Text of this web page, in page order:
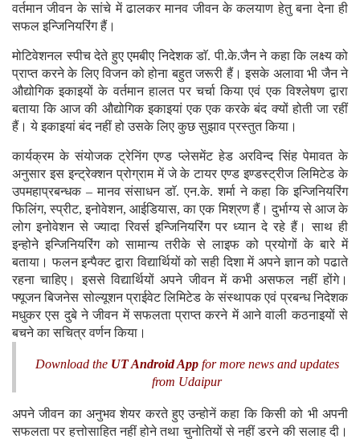
वर्तमान जीवन के सांचे में ढालकर मानव जीवन के कलयाण हेतु बना देना ही
सफल इन्जिनियरिंग हैं।
मोटिवेशनल स्पीच देते हुए एमबीए निदेशक डाॅ. पी.के.जैन ने कहा कि लक्ष्य को
प्राप्त करने के लिए विजन को होना बहुत जरूरी हैं। इसके अलावा भी जैन ने
औद्योगिक इकाइयों के वर्तमान हालत पर चर्चा किया एवं एक विश्लेषण द्वारा
बताया कि आज की औद्योगिक इकाइयां एक एक करके बंद क्यों होती जा रहीं
हैं। ये इकाइयां बंद नहीं हो उसके लिए कुछ सुझाव प्रस्तुत किया।
कार्यक्रम के संयोजक ट्रेनिंग एण्ड प्लेसमेंट हेड अरविन्द सिंह पेमावत के
अनुसार इस इन्ट्रेक्शन प्रोग्राम में जे के टायर एण्ड इण्डस्ट्रीज लिमिटेड के
उपमहाप्रबन्धक – मानव संसाधन डाॅ. एन.के. शर्मा ने कहा कि इन्जिनियरिंग
फिलिंग, स्प्रीट, इनोवेशन, आईडियास, का एक मिश्रण हैं। दुर्भाग्य से आज के
लोग इनोवेशन से ज्यादा रिवर्स इन्जिनियरिंग पर ध्यान दे रहे हैं। साथ ही
इन्होने इन्जिनियरिंग को सामान्य तरीके से लाइफ को प्रयोगों के बारे में
बताया। फलन इन्पैक्ट द्वारा विद्यार्थियों को सही दिशा में अपने ज्ञान को पढाते
रहना चाहिए। इससे विद्यार्थियों अपने जीवन में कभी असफल नहीं होंगे।
फ्यूजन बिजनेस सोल्यूशन प्राईवेट लिमिटेड के संस्थापक एवं प्रबन्ध निदेशक
मधुकर एस दुबे ने जीवन में सफलता प्राप्त करने में आने वाली कठनाइयों से
बचने का सचित्र वर्णन किया।
Download the UT Android Appfor more news and updates
from Udaipur
अपने जीवन का अनुभव शेयर करते हुए उन्होनें कहा कि किसी को भी अपनी
सफलता पर हत्तोसाहित नहीं होने तथा चुनोतियों से नहीं डरने की सलाह दी।